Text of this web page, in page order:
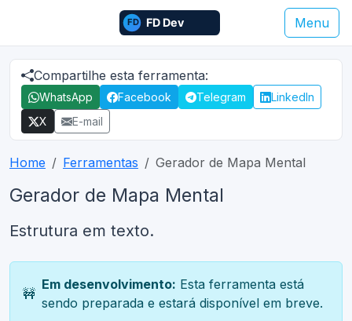
Menu
Compartilhe esta ferramenta:
WhatsApp Facebook Telegram
LinkedIn
X
E-mail
Home Ferramentas Gerador de Mapa Mental
Gerador de Mapa Mental
Estrutura em texto.
🚧
Em desenvolvimento: Esta ferramenta está
sendo preparada e estará disponível em breve.